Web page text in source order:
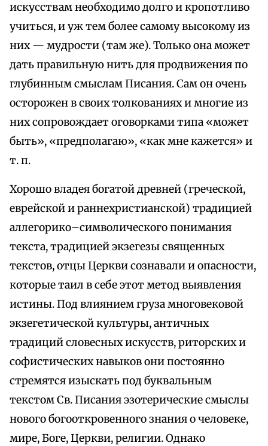
искусствам необходимо долго и кропотливо
учиться, и уж тем более самому высокому из
них — мудрости (там же). Только она может
дать правильную нить для продвижения по
глубинным смыслам Писания. Сам он очень
осторожен в своих толкованиях и многие из
них сопровождает оговорками типа «может
быть», «предполагаю», «как мне кажется» и
т. п.
Хорошо владея богатой древней (греческой,
еврейской и раннехристианской) традицией
аллегорико–символического понимания
текста, традицией экзегезы священных
текстов, отцы Церкви сознавали и опасности,
которые таил в себе этот метод выявления
истины. Под влиянием груза многовековой
экзегетической культуры, античных
традиций словесных искусств, риторских и
софистических навыков они постоянно
стремятся изыскать под буквальным
текстом Св. Писания эзотерические смыслы
нового богооткровенного знания о человеке,
мире, Боге, Церкви, религии. Однако